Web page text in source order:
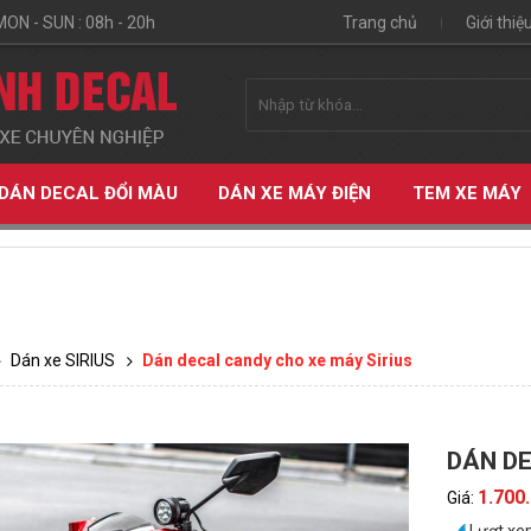
- SUN : 08h - 20h Trang chủ Giới thiệu
DÁN DECAL ĐỔI MÀU DÁN XE MÁY ĐIỆN TEM XE MÁY
Dán xe SIRIUS Dán decal candy cho xe máy Sirius
DÁN
Giá: